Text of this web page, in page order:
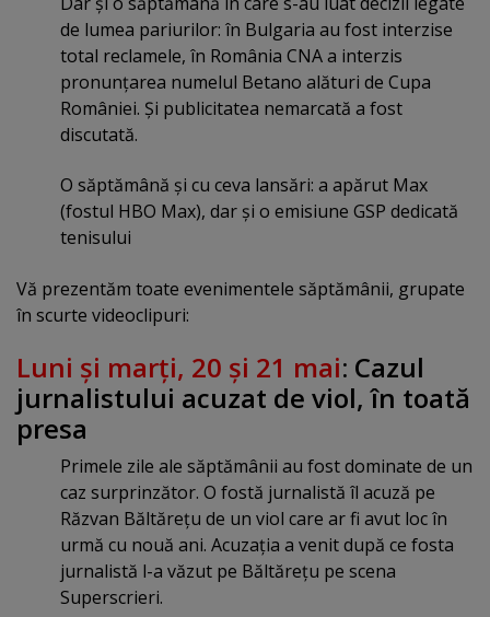
de lumea pariurilor: în Bulgaria au fost interzise
total reclamele, în România CNA a interzis
pronunţarea numelul Betano alături de Cupa
României. Şi publicitatea nemarcată a fost
discutată.
O săptămână şi cu ceva lansări: a apărut Max
(fostul HBO Max), dar şi o emisiune GSP dedicată
tenisului
Vă prezentăm toate evenimentele săptămânii, grupate
în scurte videoclipuri:
Luni şi marţi, 20 şi 21 mai: Cazul
jurnalistului acuzat de viol, în toată
presa
Primele zile ale săptămânii au fost dominate de un
caz surprinzător. O fostă jurnalistă îl acuză pe
Răzvan Băltăreţu de un viol care ar fi avut loc în
urmă cu nouă ani. Acuzaţia a venit după ce fosta
jurnalistă l-a văzut pe Băltăreţu pe scena
Superscrieri.